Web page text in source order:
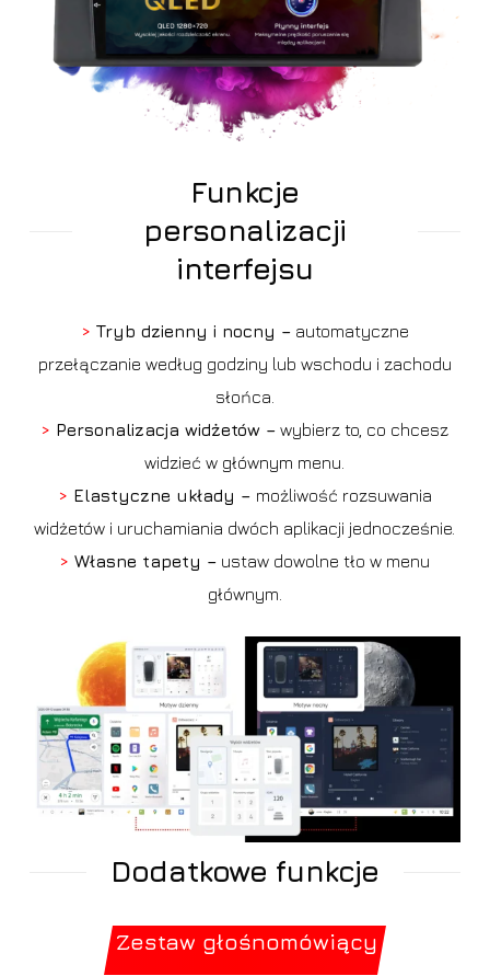
Funkcje
personalizacji
interfejsu
> Tryb dzienny i nocny –automatyczne
przełączanie według godziny lub wschodu i zachodu
słońca.
> Personalizacja widżetów – wybierz to, co chcesz
widzieć w głównym menu.
> Elastyczne układy – możliwość rozsuwania
widżetów i uruchamiania dwóch aplikacji jednocześnie.
>Własne tapety – ustaw dowolne tło w menu
głównym.
Dodatkowe funkcje
Zestaw głośnomówiący